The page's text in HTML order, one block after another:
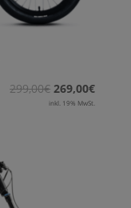
299,00€ 269,00€
inkl. 19% MwSt.